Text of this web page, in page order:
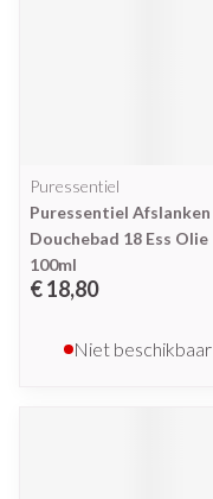
Puressentiel
Puressentiel Afslanken
Douchebad 18 Ess Olie
100ml
€ 18,80
Niet beschikbaar